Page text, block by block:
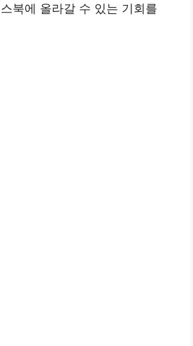
북에 올라갈 수 있는 기회를